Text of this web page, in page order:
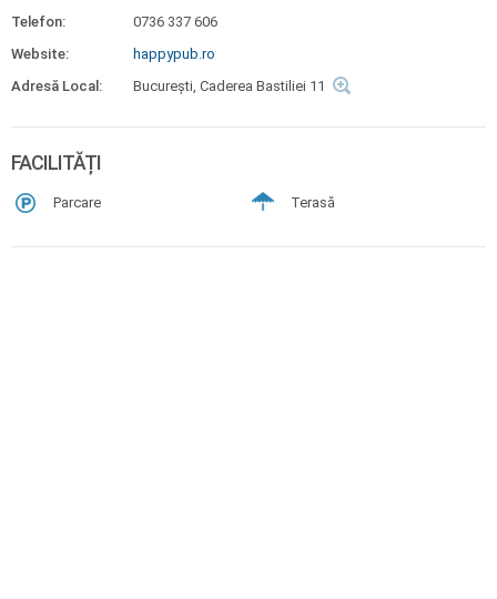
Telefon:
0736 337 606
Website:
happypub.ro
Adresă Local:
București, Caderea Bastiliei 11
FACILITĂȚI
Parcare Terasă